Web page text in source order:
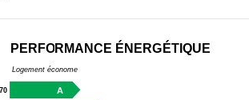
PERFORMANCE ÉNERGÉTIQUE
Logement économe
A